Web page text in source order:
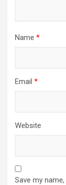
Name *
Email *
Website
Save my